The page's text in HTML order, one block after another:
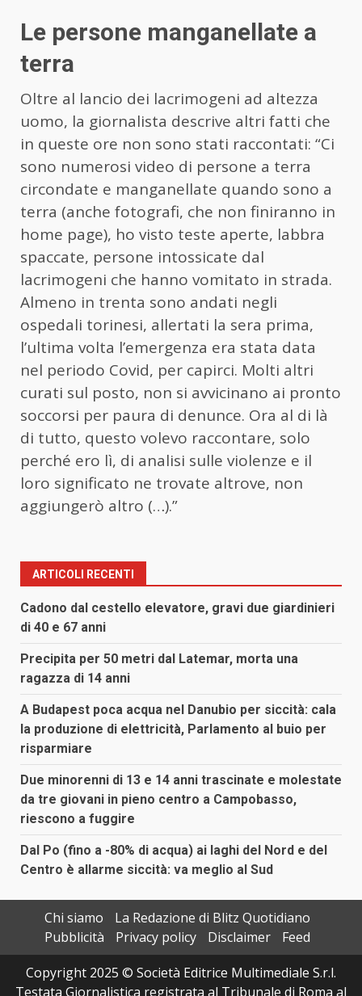
Le persone manganellate a
terra
Oltre al lancio dei lacrimogeni ad altezza
uomo, la giornalista descrive altri fatti che
in queste ore non sono stati raccontati: “Ci
sono numerosi video di persone a terra
circondate e manganellate quando sono a
terra (anche fotografi, che non finiranno in
home page), ho visto teste aperte, labbra
spaccate, persone intossicate dal
lacrimogeni che hanno vomitato in strada.
Almeno in trenta sono andati negli
ospedali torinesi, allertati la sera prima,
l’ultima volta l’emergenza era stata data
nel periodo Covid, per capirci. Molti altri
curati sul posto, non si avvicinano ai pronto
soccorsi per paura di denunce. Ora al di là
di tutto, questo volevo raccontare, solo
perché ero lì, di analisi sulle violenze e il
loro significato ne trovate altrove, non
aggiungerò altro (…).”
ARTICOLI RECENTI
Cadono dal cestello elevatore, gravi due giardinieri
di 40 e 67 anni
Precipita per 50 metri dal Latemar, morta una
ragazza di 14 anni
A Budapest poca acqua nel Danubio per siccità: cala
la produzione di elettricità, Parlamento al buio per
risparmiare
Due minorenni di 13 e 14 anni trascinate e molestate
da tre giovani in pieno centro a Campobasso,
riescono a fuggire
Dal Po (fino a -80% di acqua) ai laghi del Nord e del
Centro è allarme siccità: va meglio al Sud
Chi siamo
La Redazione di Blitz Quotidiano
Pubblicità
Privacy policy Disclaimer
Feed
Copyright 2025 © Società Editrice Multimediale S.r.l.
Testata Giornalistica registrata al Tribunale di Roma al